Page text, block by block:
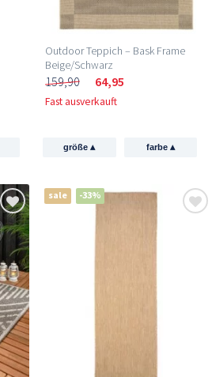
Outdoor Teppich – Bask Frame
Beige/Schwarz
159,90 64,95
Fast ausverkauft
größe▴ farbe ▴
sale -33%